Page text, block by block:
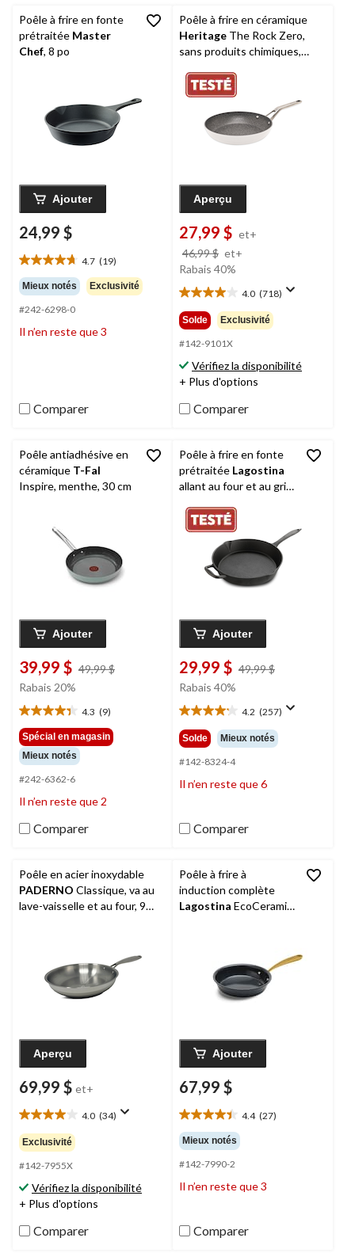
Poêle à frire en fonte
prétraitée Master
Chef, 8 po
Ajouter
24,99 $
4.7 (19)
4.7
étoile(s)
sur
5.
19
Mieux notés Exclusivité
#242-6298-0
Il n’en reste que 3
Comparer
Poêle à frire en céramique
Heritage The Rock Zero,
sans produits chimiques,
four, blanc, couleurs variées
Aperçu
27,99 $ et+
46,99 $ et+
partir
de
46,99 $
Rabais 40%
4.0 (718)
4.0
étoile(s)
sur
5.
718
évaluations
Solde Exclusivité
#142-9101X
Vérifiez la disponibilité
+ Plus d'options
Comparer
Poêle antiadhésive en
céramique T-Fal
Inspire, menthe, 30 cm
Ajouter
39,99 $ 49,99 $
Rabais 20%
4.3 (9)
4.3
étoile(s)
sur
5.
9
évaluations
Spécial en magasin
Mieux notés
#242-6362-6
Il n’en reste que 2
Comparer
Poêle à frire en fonte
prétraitée Lagostina
allant au four et au gril,
Ajouter
29,99 $ 49,99 $
Rabais 40%
4.2 (257)
4.2
étoile(s)
sur
5.
257
évaluations
Solde Mieux notés
#142-8324-4
Il n’en reste que 6
Comparer
Poêle en acier inoxydable
PADERNO Classique, va au
lave-vaisselle et au four, 9
Aperçu
69,99 $ et+
4.0 (34)
4.0
étoile(s)
sur
5.
34
évaluations
Exclusivité
#142-7955X
Vérifiez la disponibilité
+ Plus d'options
Comparer
Poêle à frire à
induction complète
Lagostina EcoCeramic,
Ajouter
67,99 $
4.4 (27)
4.4
étoile(s)
sur
5.
27
Mieux notés
#142-7990-2
Il n’en reste que 3
Comparer